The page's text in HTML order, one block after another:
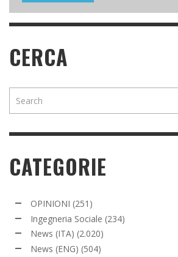
CERCA
CATEGORIE
OPINIONI (251)
Ingegneria Sociale (234)
News (ITA) (2.020)
News (ENG) (504)